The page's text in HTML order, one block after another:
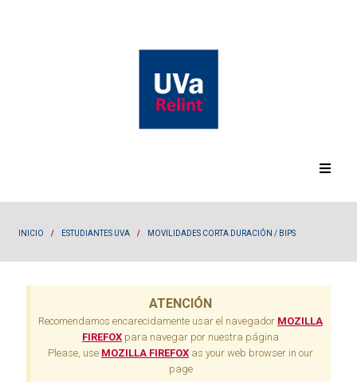
INICIO / ESTUDIANTES UVA / MOVILIDADES CORTA DURACIÓN / BIPS
ATENCIÓN
Recomendamos encarecidamente usar el navegador MOZILLA
FIREFOX para navegar por nuestra página
Please, use MOZILLA FIREFOX as your web browser in our
page